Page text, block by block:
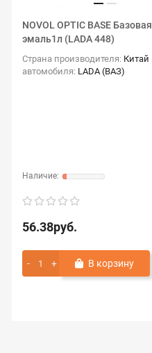
NOVOL OPTIC BASE Базовая
эмаль1л (LADA 448)
Страна производителя: Китай
автомобиля: LADA (ВАЗ)
56.38руб.
В корзину